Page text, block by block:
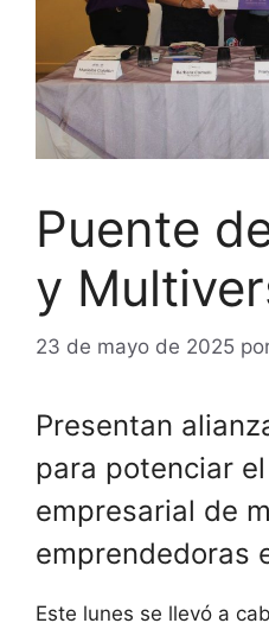
Puente
y
23 de mayo de 2025
Presentan
para potenciar
empresarial de
emprendedoras
Este lunes se llevó a